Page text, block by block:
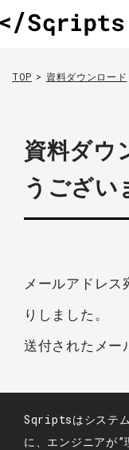
TOP 資料ダウンロード
資料ダウ
うござい
メールアドレス
りしました。
送付されたメー
Sqriptsはシステ
に、エンジニアが